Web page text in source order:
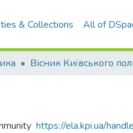
& Collections All of
https://ela.kpi.ua/